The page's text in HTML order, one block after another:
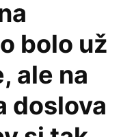
bolo už
ale na
doslova